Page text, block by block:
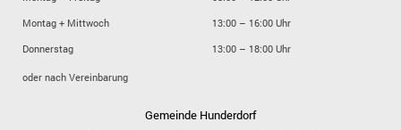
Montag + Mittwoch
13:00 – 16:00 Uhr
Donnerstag
13:00 – 18:00 Uhr
oder nach Vereinbarung
Gemeinde Hunderdorf